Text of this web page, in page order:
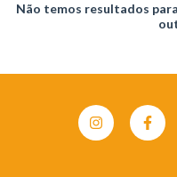
Não temos resultados